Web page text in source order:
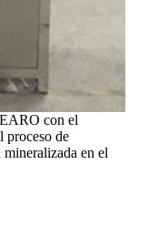
con el
de
en el